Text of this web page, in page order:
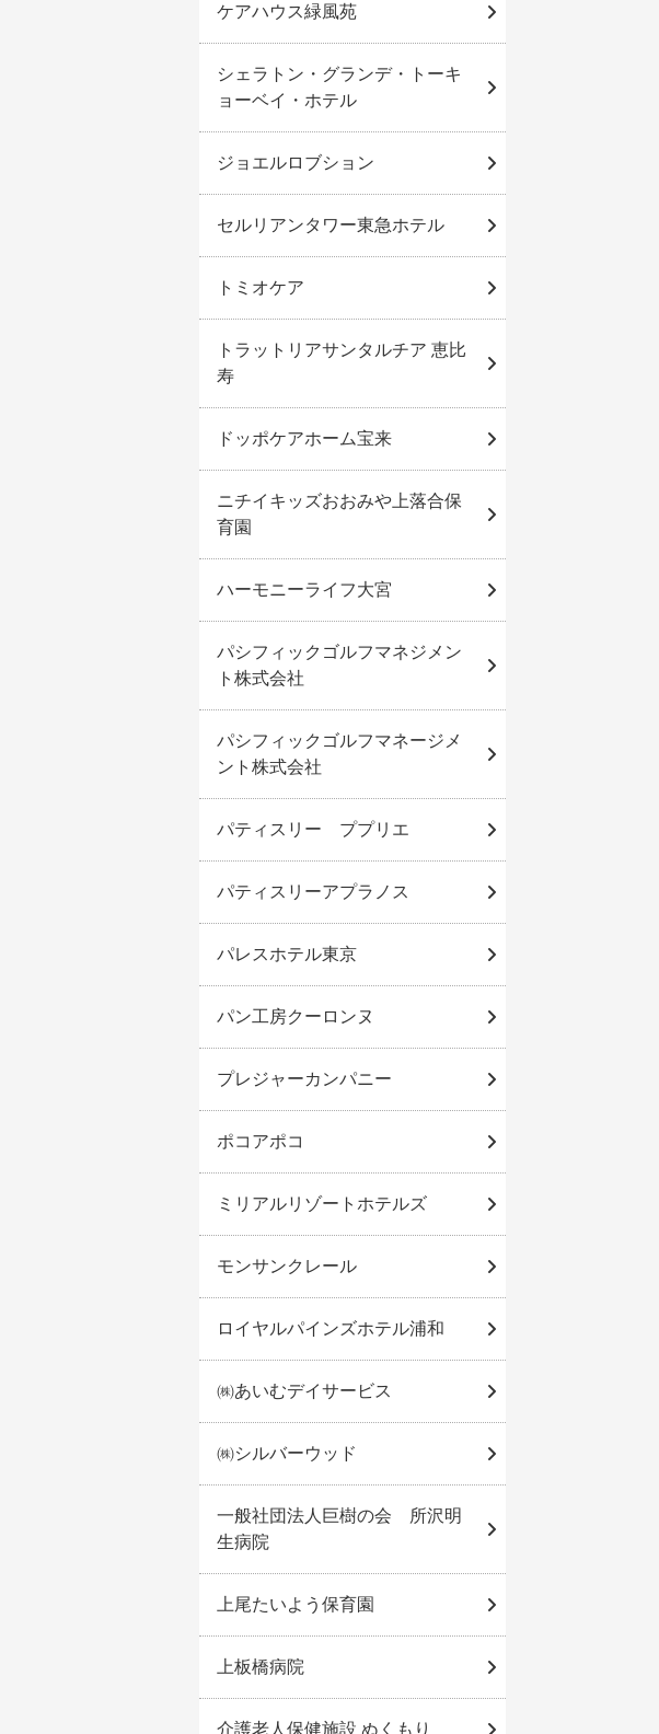
ケアハウス緑風苑
シェラトン・グランデ・トーキ
ョーベイ・ホテル
ジョエルロブション
セルリアンタワー東急ホテル
トミオケア
トラットリアサンタルチア 恵比
寿
ドッポケアホーム宝来
ニチイキッズおおみや上落合保
育園
ハーモニーライフ大宮
パシフィックゴルフマネジメン
ト株式会社
パシフィックゴルフマネージメ
ント株式会社
パティスリー ププリエ
パティスリーアプラノス
パレスホテル東京
パン工房クーロンヌ
プレジャーカンパニー
ポコアポコ
ミリアルリゾートホテルズ
モンサンクレール
ロイヤルパインズホテル浦和
㈱あいむデイサービス
㈱シルバーウッド
一般社団法人巨樹の会 所沢明
生病院
上尾たいよう保育園
上板橋病院
介護老人保健施設 ぬくもり